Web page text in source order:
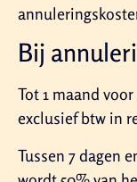
Bij
Tot 1 maand
exclusief btw in
Tussen 7 dagen